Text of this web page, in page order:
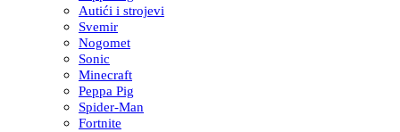
Autići i strojevi
Svemir
Nogomet
Sonic
Minecraft
Peppa Pig
Spider-Man
Fortnite